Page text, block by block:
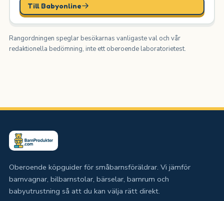
Till Babyonline
Rangordningen speglar besökarnas vanligaste val och vår
redaktionella bedömning, inte ett oberoende laboratorietest.
Oberoende köpguider för småbarnsföräldrar. Vi jämför
barnvagnar, bilbarnstolar, bärselar, barnrum och
babyutrustning så att du kan välja rätt direkt.